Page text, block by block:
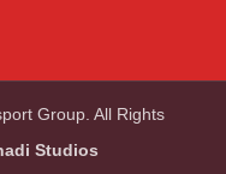
Group. All Rights
Studios